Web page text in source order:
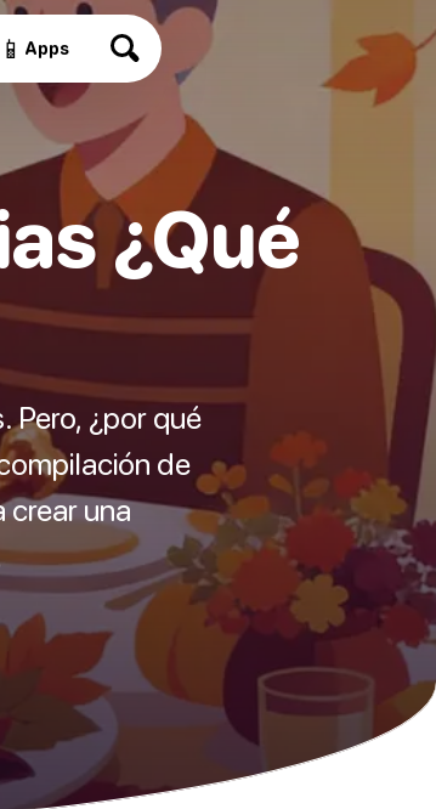
📱 Apps
¿Qué
Pero, ¿por qué
de
crear una